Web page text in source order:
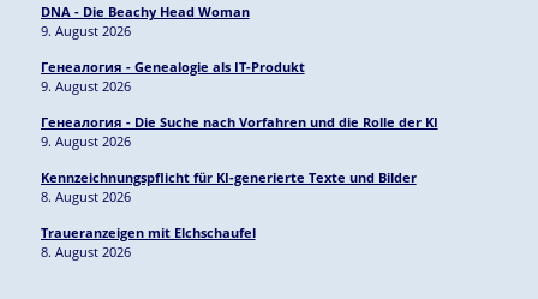
DNA - Die Beachy Head Woman
9. August 2026
Генеалогия - Genealogie als IT-Produkt
9. August 2026
Генеалогия - Die Suche nach Vorfahren und die Rolle der KI
9. August 2026
Kennzeichnungspflicht für KI-generierte Texte und Bilder
8. August 2026
Traueranzeigen mit Elchschaufel
8. August 2026